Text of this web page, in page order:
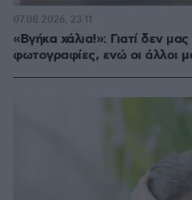
«Βγήκα χάλια!»: Γιατί δεν
φωτογραφίες, ενώ οι άλλοι
07.08.2026, 23:11